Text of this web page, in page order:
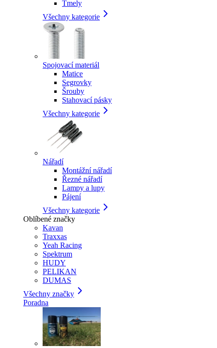
Tmely
Všechny kategorie
Spojovací materiál
Matice
Segrovky
Šrouby
Stahovací pásky
Všechny kategorie
Nářadí
Montážní nářadí
Řezné nářadí
Lampy a lupy
Pájení
Všechny kategorie
Oblíbené značky
Kavan
Traxxas
Yeah Racing
Spektrum
HUDY
PELIKAN
DUMAS
Všechny značky
Poradna